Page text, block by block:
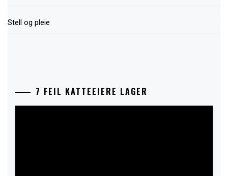
Stell og pleie
7 FEIL KATTEEIERE LAGER